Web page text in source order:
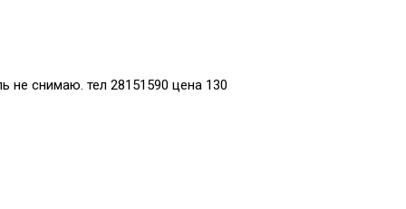
не снимаю. тел 28151590 цена 130